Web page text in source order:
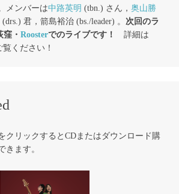
メンバーは中路英明 (tbn.) さん， 奥山勝
(drs.) 君，箭島裕治 (bs./leader) 。 次回のラ
・ Roosterでのライブです！
詳細は
覧ください！
リックするとCDまたはダウンロード購
きます。